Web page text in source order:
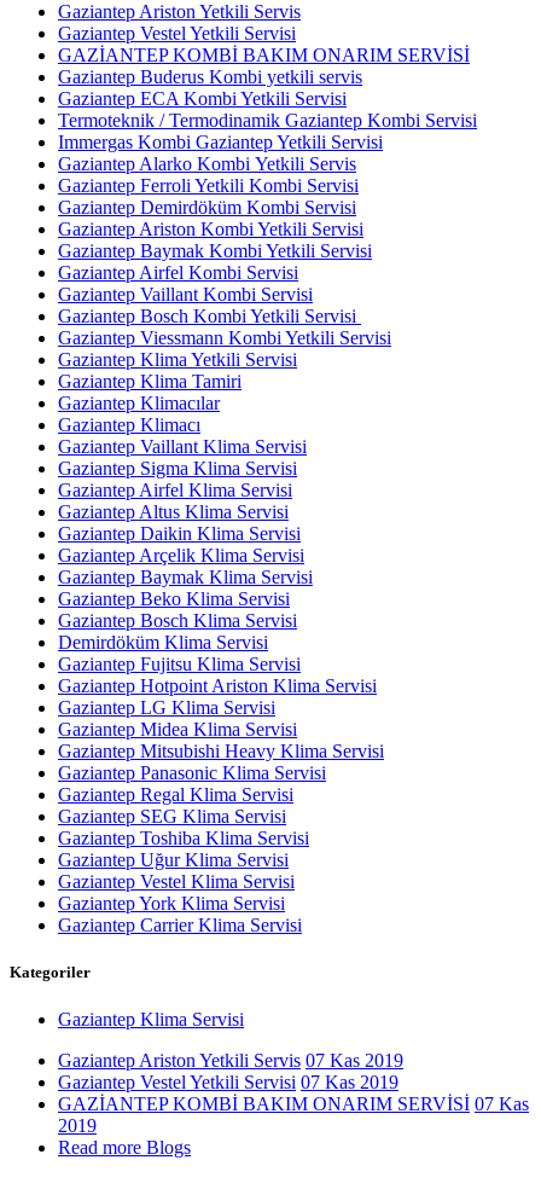
Gaziantep Ariston Yetkili Servis
Gaziantep Vestel Yetkili Servisi
GAZİANTEP KOMBİ BAKIM ONARIM SERVİSİ
Gaziantep Buderus Kombi yetkili servis
Gaziantep ECA Kombi Yetkili Servisi
Termoteknik / Termodinamik Gaziantep Kombi Servisi
Immergas Kombi Gaziantep Yetkili Servisi
Gaziantep Alarko Kombi Yetkili Servis
Gaziantep Ferroli Yetkili Kombi Servisi
Gaziantep Demirdöküm Kombi Servisi
Gaziantep Ariston Kombi Yetkili Servisi
Gaziantep Baymak Kombi Yetkili Servisi
Gaziantep Airfel Kombi Servisi
Gaziantep Vaillant Kombi Servisi
Gaziantep Bosch Kombi Yetkili Servisi
Gaziantep Viessmann Kombi Yetkili Servisi
Gaziantep Klima Yetkili Servisi
Gaziantep Klima Tamiri
Gaziantep Klimacılar
Gaziantep Klimacı
Gaziantep Vaillant Klima Servisi
Gaziantep Sigma Klima Servisi
Gaziantep Airfel Klima Servisi
Gaziantep Altus Klima Servisi
Gaziantep Daikin Klima Servisi
Gaziantep Arçelik Klima Servisi
Gaziantep Baymak Klima Servisi
Gaziantep Beko Klima Servisi
Gaziantep Bosch Klima Servisi
Demirdöküm Klima Servisi
Gaziantep Fujitsu Klima Servisi
Gaziantep Hotpoint Ariston Klima Servisi
Gaziantep LG Klima Servisi
Gaziantep Midea Klima Servisi
Gaziantep Mitsubishi Heavy Klima Servisi
Gaziantep Panasonic Klima Servisi
Gaziantep Regal Klima Servisi
Gaziantep SEG Klima Servisi
Gaziantep Toshiba Klima Servisi
Gaziantep Uğur Klima Servisi
Gaziantep Vestel Klima Servisi
Gaziantep York Klima Servisi
Gaziantep Carrier Klima Servisi
Kategoriler
Gaziantep Klima Servisi
Gaziantep Ariston Yetkili Servis 07 Kas 2019
Gaziantep Vestel Yetkili Servisi 07 Kas 2019
GAZİANTEP KOMBİ BAKIM ONARIM SERVİSİ 07 Kas
2019
Read more Blogs